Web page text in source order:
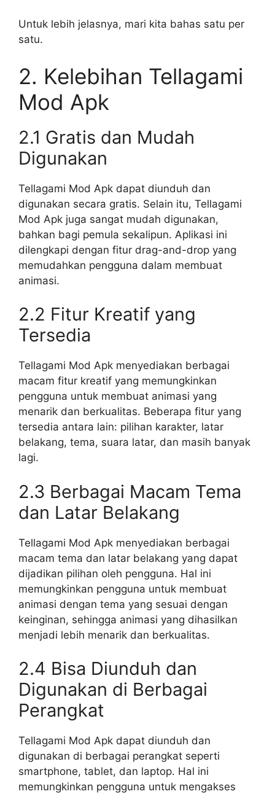
Untuk lebih jelasnya, mari kita bahas satu per
satu.
2. Kelebihan Tellagami
Mod Apk
2.1 Gratis dan Mudah
Digunakan
Tellagami Mod Apk dapat diunduh dan
digunakan secara gratis. Selain itu, Tellagami
Mod Apk juga sangat mudah digunakan,
bahkan bagi pemula sekalipun. Aplikasi ini
dilengkapi dengan fitur drag-and-drop yang
memudahkan pengguna dalam membuat
animasi.
2.2 Fitur Kreatif yang
Tersedia
Tellagami Mod Apk menyediakan berbagai
macam fitur kreatif yang memungkinkan
pengguna untuk membuat animasi yang
menarik dan berkualitas. Beberapa fitur yang
tersedia antara lain: pilihan karakter, latar
belakang, tema, suara latar, dan masih banyak
lagi.
2.3 Berbagai Macam Tema
dan Latar Belakang
Tellagami Mod Apk menyediakan berbagai
macam tema dan latar belakang yang dapat
dijadikan pilihan oleh pengguna. Hal ini
memungkinkan pengguna untuk membuat
animasi dengan tema yang sesuai dengan
keinginan, sehingga animasi yang dihasilkan
menjadi lebih menarik dan berkualitas.
2.4 Bisa Diunduh dan
Digunakan di Berbagai
Perangkat
Tellagami Mod Apk dapat diunduh dan
digunakan di berbagai perangkat seperti
smartphone, tablet, dan laptop. Hal ini
memungkinkan pengguna untuk mengakses